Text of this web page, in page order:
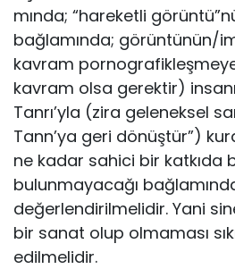
mında; “hareketli
bağlamında; gö­rüntünün/
kavram
kavram olsa gerektir)
Tanrı’yla (zira geleneksel
Tann’ya geri dönüştür”)
ne kadar sahici bir katkıda
bulunmaya­cağı
değerlendirilmelidir. Yani
bir sanat olup olmaması
edilmelidir.